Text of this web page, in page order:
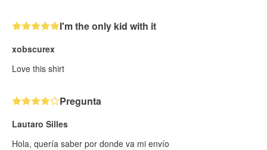
I'm the only kid with it
xobscurex
Love this shirt
Pregunta
Lautaro Silles
Hola, quería saber por donde va mi envío